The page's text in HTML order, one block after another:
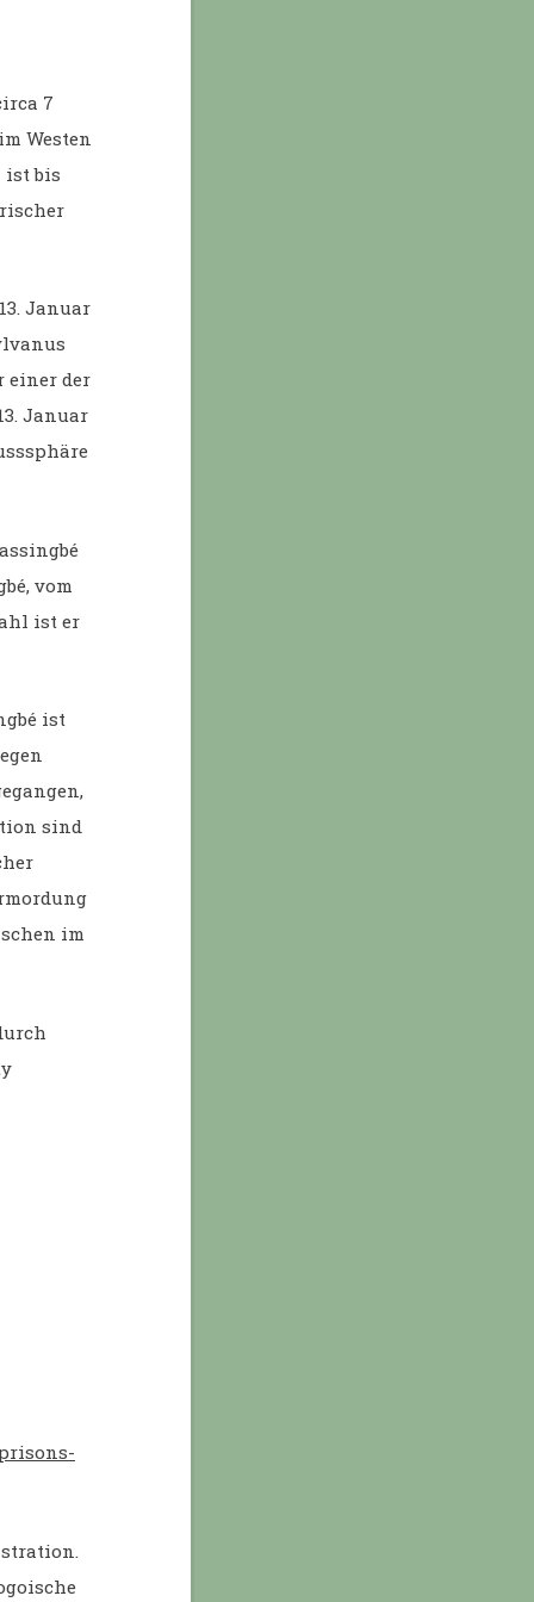
7
Westen
ist bis
Januar
einer der
Januar
vom
ist er
ist
sind
im